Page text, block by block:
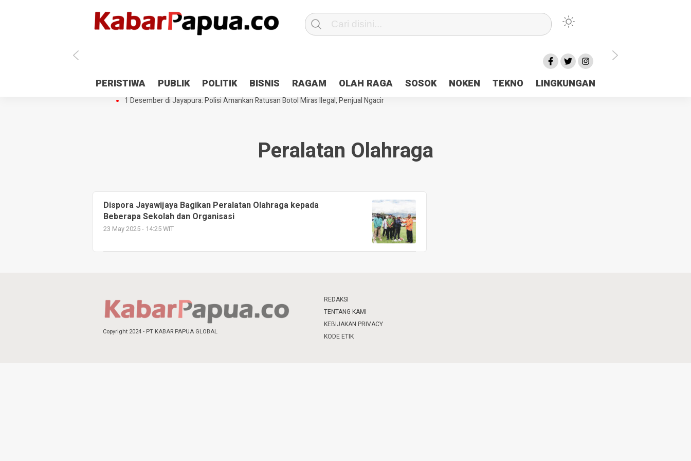
PERISTIWA PUBLIK POLITIK BISNIS RAGAM OLAH RAGA SOSOK NOKEN TEKNO LINGKUNGAN
Antisipasi 1 Desember, TNI Polri Patroli 2×24 jam di Kota Jayapura
Pesan Sejuk Polri di Deklarasi Pemilu Ceria Tanah Papua
Gedung Perpustakaan SMPN 5 Sentani Terbakar
Hibah Pilkada Jayapura Cair 10 Persen, Deposit Kas Daerah Rp23 Miliar Disorot
1 Desember di Jayapura: Polisi Amankan Ratusan Botol Miras Ilegal, Penjual Ngacir
Peralatan Olahraga
Dispora Jayawijaya Bagikan Peralatan Olahraga kepada
Beberapa Sekolah dan Organisasi
23 May 2025 - 14:25 WIT
Copyright 2024 - PT KABAR PAPUA GLOBAL
REDAKSI
TENTANG KAMI
KEBIJAKAN PRIVACY
KODE ETIK